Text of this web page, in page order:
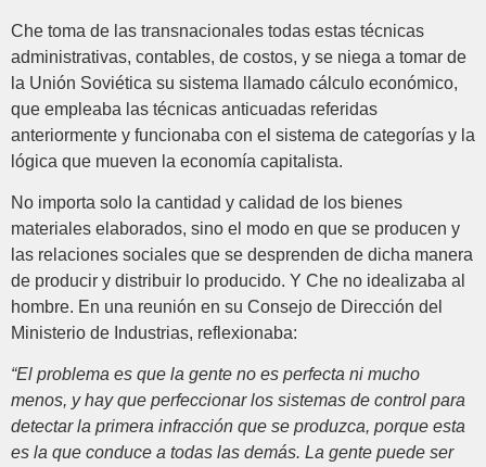
Che toma de las transnacionales todas estas técnicas
administrativas, contables, de costos, y se niega a tomar de
la Unión Soviética su sistema llamado cálculo económico,
que empleaba las técnicas anticuadas referidas
anteriormente y funcionaba con el sistema de categorías y la
lógica que mueven la economía capitalista.
No importa solo la cantidad y calidad de los bienes
materiales elaborados, sino el modo en que se producen y
las relaciones sociales que se desprenden de dicha manera
de producir y distribuir lo producido. Y Che no idealizaba al
hombre. En una reunión en su Consejo de Dirección del
Ministerio de Industrias, reflexionaba:
“El problema es que la gente no es perfecta ni mucho
menos, y hay que perfeccionar los sistemas de control para
detectar la primera infracción que se produzca, porque esta
es la que conduce a todas las demás. La gente puede ser